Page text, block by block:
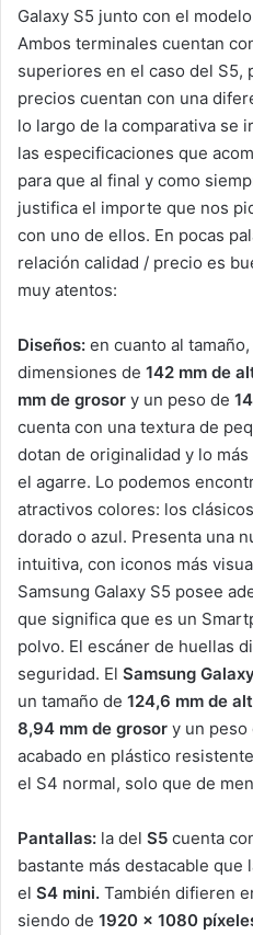
Galaxy S5 junto con el
Ambos terminales cuentan
superiores en el caso del S5,
precios cuentan con una
lo largo de la comparativa se
las especificaciones que
para que al final y como
justifica el importe que nos
con uno de ellos. En pocas
relación calidad / precio es
muy atentos:
Diseños: en cuanto al tamaño,
dimensiones de 142 mm de
mm de grosor y un peso de
cuenta con una textura de
dotan de originalidad y lo
el agarre. Lo podemos
atractivos colores: los
dorado o azul. Presenta una
intuitiva, con iconos más
Samsung Galaxy S5 posee
que significa que es un
polvo. El escáner de huellas
seguridad. El Samsung
un tamaño de 124,6 mm de
8,94 mm de grosor y un peso
acabado en plástico
el S4 normal, solo que de
Pantallas: la del S5 cuenta
bastante más destacable que
el S4 mini. También difieren
siendo de 1920 x 1080